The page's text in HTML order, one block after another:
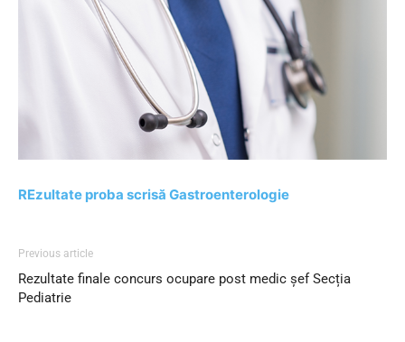
REzultate proba scrisă Gastroenterologie
Previous article
Rezultate finale concurs ocupare post medic șef Secția
Pediatrie